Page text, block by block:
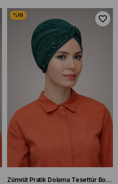
Zümrüt Pratik Dolama Tesettür Bone Sandy Kumaş Boncuklu 1870_37